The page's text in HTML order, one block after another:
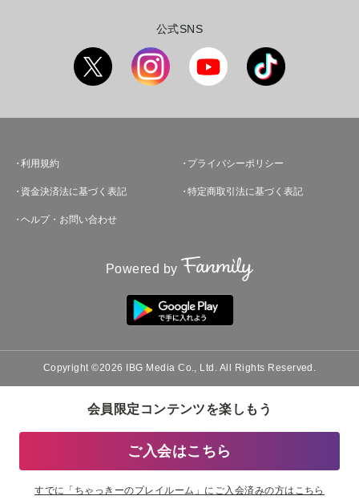
会員限定コンテンツを楽しもう
ご入会はこちら
すでに「 ちゃっきーのプレイルーム 」にご入会済みの方はこちら
公式SNS
利用規約 プライバシーポリシー
資金決済法に基づく表記 特定商取引法に基づく表記
ヘルプ・お問い合わせ
Powered by
Copyright ©2026 IBG Media Co., Ltd. All Rights Reserved.